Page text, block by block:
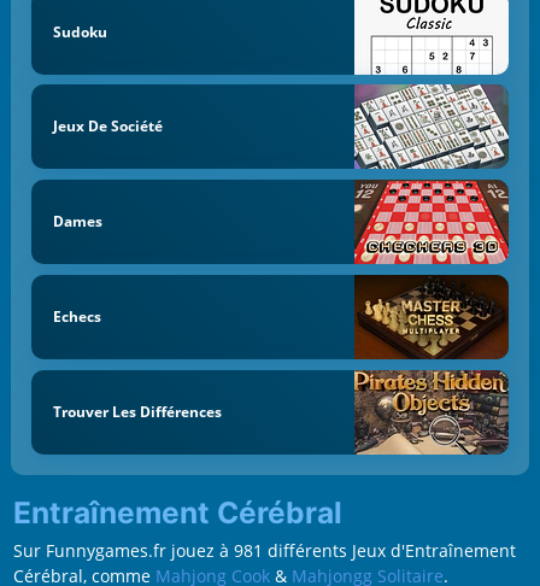
Sudoku
Jeux De Société
Dames
Echecs
Trouver Les Différences
Entraînement Cérébral
Sur Funnygames.fr jouez à 981 différents Jeux d'Entraînement
Cérébral, comme Mahjong Cook& Mahjongg Solitaire.